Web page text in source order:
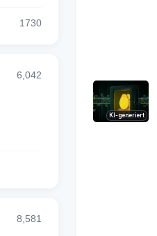
1730
6,042
8,581
KI-generiert